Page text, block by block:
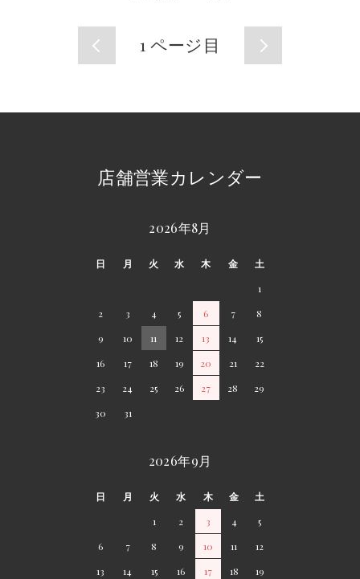
1 ページ目
店舗営業カレンダー
2026年8月
日 月 火 水 木 金
土
1
2
3 4 5 6 7
8
9
10 11 12 13 14
15
16
17 18 19 20 21
22
23
24 25 26 27 28
29
30
31
2026年9月
日 月 火 水 木 金
土
1
2 3 4
5
6
7 8 9 10 11
12
13
14 15 16 17 18
19